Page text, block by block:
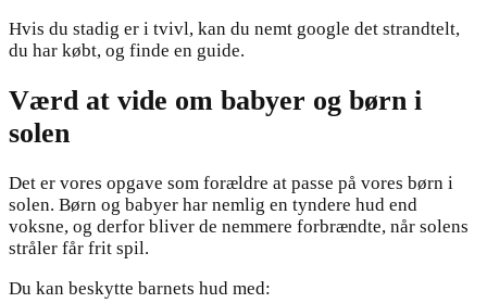
Hvis du stadig er i tvivl, kan du nemt google det strandtelt,
du har købt, og finde en guide.
Værd at vide om babyer og børn i
solen
Det er vores opgave som forældre at passe på vores børn i
solen. Børn og babyer har nemlig en tyndere hud end
voksne, og derfor bliver de nemmere forbrændte, når solens
stråler får frit spil.
Du kan beskytte barnets hud med: